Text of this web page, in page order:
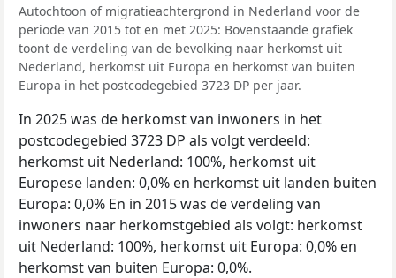
Autochtoon of migratieachtergrond in Nederland voor de
periode van 2015 tot en met 2025: Bovenstaande grafiek
toont de verdeling van de bevolking naar herkomst uit
Nederland, herkomst uit Europa en herkomst van buiten
Europa in het postcodegebied 3723 DP per jaar.
In 2025 was de herkomst van inwoners in het
postcodegebied 3723 DP als volgt verdeeld:
herkomst uit Nederland: 100%, herkomst uit
Europese landen: 0,0% en herkomst uit landen buiten
Europa: 0,0% En in 2015 was de verdeling van
inwoners naar herkomstgebied als volgt: herkomst
uit Nederland: 100%, herkomst uit Europa: 0,0% en
herkomst van buiten Europa: 0,0%.